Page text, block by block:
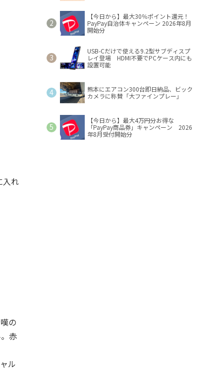
入れ
の
赤
ル
【今日から】最大30％ポイント還元！
PayPay自治体キャンペーン 2026年8月
開始分
USB-Cだけで使える9.2型サブディスプ
レイ登場 HDMI不要でPCケース内にも
設置可能
熊本にエアコン300台即日納品、ビック
カメラに称賛「大ファインプレー」
【今日から】最大4万円分お得な
「PayPay商品券」キャンペーン 2026
年8月受付開始分